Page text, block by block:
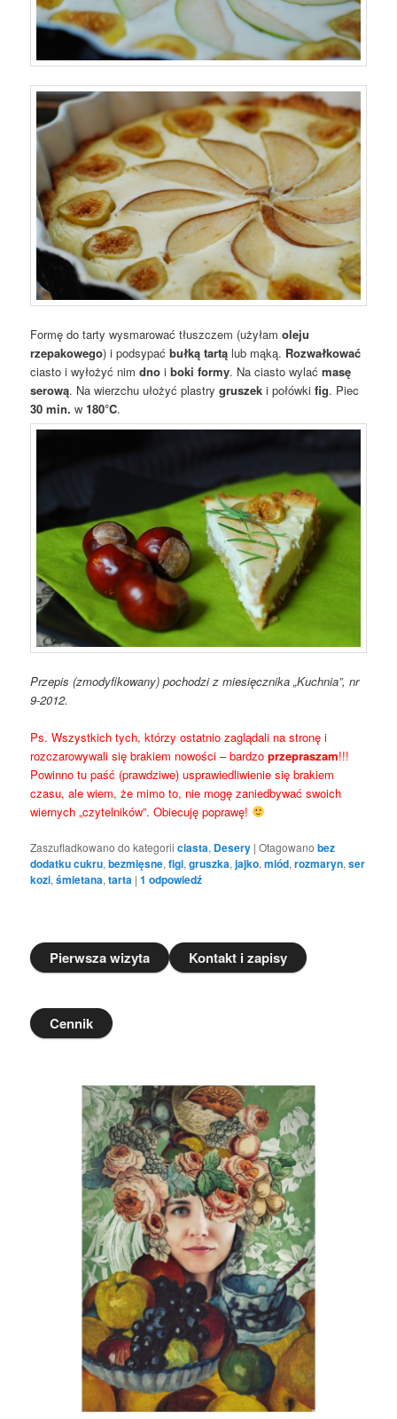
Formę do tarty wysmarować tłuszczem (użyłamoleju
rzepakowego) i podsypać bułką tartą lub mąką. Rozwałkować
ciasto i wyłożyć nimdno i boki formy. Na ciasto wylaćmasę
serową. Na wierzchu ułożyć plastrygruszek i połówki fig. Piec
30 min. w 180°C.
Przepis (zmodyfikowany) pochodzi z miesięcznika „Kuchnia”, nr
9-2012.
Ps. Wszystkich tych, którzy ostatnio zaglądali na stronę i
rozczarowywali się brakiem nowości – bardzoprzepraszam!!!
Powinno tu paść (prawdziwe) usprawiedliwienie się brakiem
czasu, ale wiem, że mimo to, nie mogę zaniedbywać swoich
wiernych „czytelników”. Obiecuję poprawę!
Zaszufladkowano do kategorii ciasta, Desery |Otagowano bez
dodatku cukru,bezmięsne,figi,gruszka,jajko,miód,rozmaryn,ser
kozi,śmietana,tarta |1 odpowiedź
Pierwsza wizyta Kontakt i zapisy
Cennik